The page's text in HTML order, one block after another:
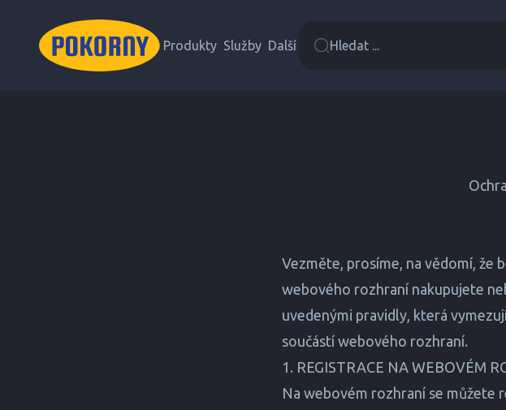
Produkty Služby Další Hledat ...
Vezměte, prosíme, na vědomí, že
webového rozhraní nakupujete
uvedenými pravidly, která
součástí webového rozhraní.
1. REGISTRACE NA WEBOVÉM
Na webovém rozhraní se